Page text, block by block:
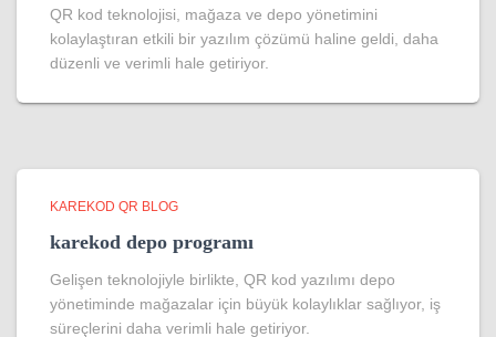
QR kod teknolojisi, mağaza ve depo yönetimini
kolaylaştıran etkili bir yazılım çözümü haline geldi, daha
düzenli ve verimli hale getiriyor.
KAREKOD QR BLOG
karekod depo programı
Gelişen teknolojiyle birlikte, QR kod yazılımı depo
yönetiminde mağazalar için büyük kolaylıklar sağlıyor, iş
süreçlerini daha verimli hale getiriyor.